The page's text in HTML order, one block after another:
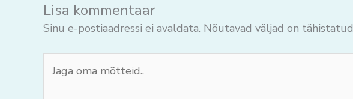
Lisa kommentaar
Sinu e-postiaadressi ei avaldata. Nõutavad väljad on tähistatud
oma